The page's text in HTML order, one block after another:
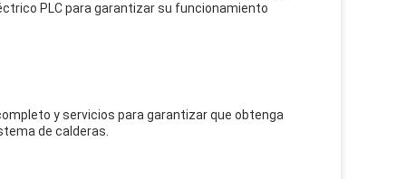
PLC para garantizar su funcionamiento
y servicios para garantizar que obtenga
de calderas.